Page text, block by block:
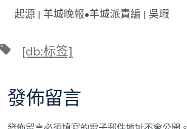
起源 | 羊城晚報•羊城派責編 | 吳瑕
標 [db:标签]
發佈留言